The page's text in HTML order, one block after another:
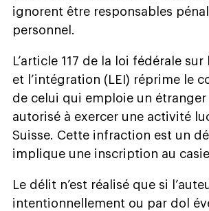
ignorent être responsables
personnel.
L’article 117 de la loi fédérale
et l’intégration (LEI) réprime le
de celui qui emploie un étranger
autorisé à exercer une activité
Suisse. Cette infraction est un
implique une inscription au
Le délit n’est réalisé que si
intentionnellement ou par dol